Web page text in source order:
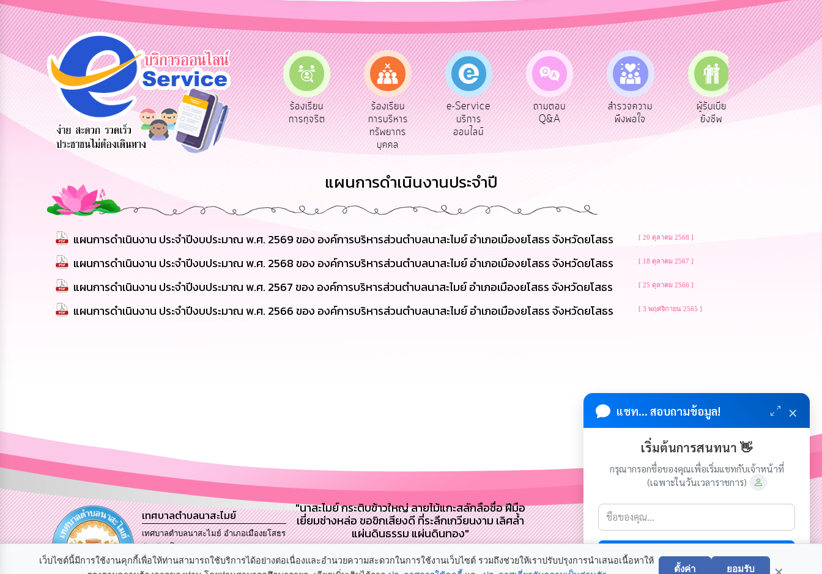
สายด่วนผู้
รับฟังความ
คิดเห็น
ประชาชน
ร้องเรียน
ร้องทุกข์
ร้องเรียน
การทุจริต
ร้องเรียน
การบริหาร
ทรัพยากร
บุคคล
e-Service
บริการ
ออนไลน์
ถามตอบ
Q&A
สำรวจความ
พึงพอใจ
ผู้รับเบีย
ยังชีพ
ประเมินภาษี
แผนการดำเนินงานประจำปี
แผนการดำเนินงาน ประจำปีงบประมาณ พ.ศ. 2569 ของ องค์การบริหารส่วนตำบลนาสะไมย์ อำเภอเมืองยโสธร จังหวัดยโสธร [ 20 ตุลาคม 2568 ]
แผนการดำเนินงาน ประจำปีงบประมาณ พ.ศ. 2568 ของ องค์การบริหารส่วนตำบลนาสะไมย์ อำเภอเมืองยโสธร จังหวัดยโสธร [ 18 ตุลาคม 2567 ]
แผนการดำเนินงาน ประจำปีงบประมาณ พ.ศ. 2567 ของ องค์การบริหารส่วนตำบลนาสะไมย์ อำเภอเมืองยโสธร จังหวัดยโสธร [ 25 ตุลาคม 2566 ]
แผนการดำเนินงาน ประจำปีงบประมาณ พ.ศ. 2566 ของ องค์การบริหารส่วนตำบลนาสะไมย์ อำเภอเมืองยโสธร จังหวัดยโสธร [ 3 พฤศจิกายน 2565 ]
เว็บไซต์นี้มีการใช้งานคุกกี้เพื่อให้ท่านสามารถใช้บริการได้อย่างต่อเนื่องและอำนวยความสะดวกในการใช้งานเว็บไซต์ รวมถึงช่วยให้เราปรับปรุงการนำเสนอเนื้อหาให้
ตั้งค่า ยอมรับ
เทศบาลตำบลนาสะไมย์
เทศบาลตำบลนาสะไมย์ อำเภอเมืองยโสธร
จังหวัดยโสธร 35000.
โทร. 045-756959 แฟกซ์ 045-756959
"นาสะไมย์ กระติบข้าวใหญ่ ลายไม้แกะสลักลือชื่อ ฝีมือ
เยี่ยมช่างหล่อ ขอขิกเสียงดี ที่ระลึกเกวียนงาม เลิศล้ำ
แผ่นดินธรรม แผ่นดินทอง" เกี่ยวกับเรา ติดต่อเรา
ลิขสิทธิ์ © 2024-2025 เทศบาลตำบลนาสะไมย์. ขอสงวนไว้ซึ่งสิทธิ
แชท... สอบถามข้อมูล! ×
เริ่มต้นการสนทนา 👋
กรุณากรอกชื่อของคุณเพื่อเริ่มแชทกับเจ้าหน้าที่
(เฉพาะในวันเวลาราชการ)